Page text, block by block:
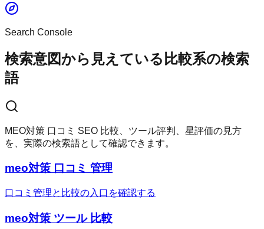
Search Console
検索意図から見えている比較系の検索
語
MEO対策 口コミ SEO 比較、ツール評判、星評価の見方
を、実際の検索語として確認できます。
meo対策 口コミ 管理
口コミ管理と比較の入口を確認する
meo対策 ツール 比較